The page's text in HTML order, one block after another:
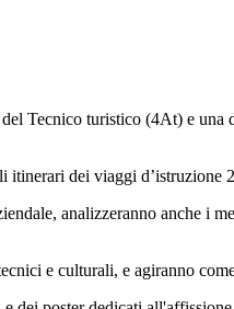
Tecnico turistico (4At) e
itinerari dei viaggi d’istruzione
analizzeranno anche i
e culturali, e agiranno